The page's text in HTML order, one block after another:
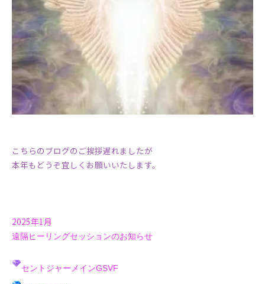
こちらのブログのご挨拶遅れましたが
本年もどうぞ宜しくお願いいたします。
2025年1月
遠隔ヒーリングセッションのお知らせ
セントジャーメインGSVF